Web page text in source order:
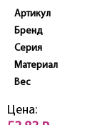
Артикул
Бренд
Серия
Материал
Вес
Цена: